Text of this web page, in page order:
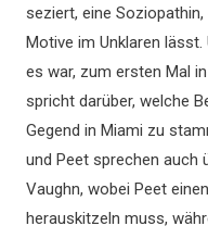
seziert, eine
Motive im Unklaren
es war, zum ersten Mal
spricht darüber, welche
Gegend in Miami zu
und Peet sprechen auch
Vaughn, wobei Peet
herauskitzeln muss,